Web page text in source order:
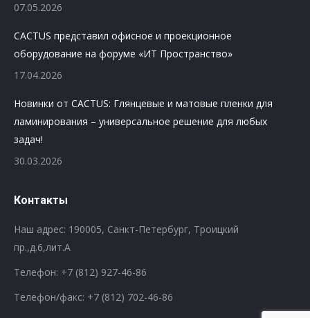
07.05.2026
CACTUS представил офисное и проекционное
оборудование на форуме «ИТ Пространство»
17.04.2026
Новинки от CACTUS: Глянцевые и матовые пленки для
ламинирования – универсальное решение для любых
задач!
30.03.2026
Контакты
Наш адрес: 190005, Санкт-Петербург, Троицкий
пр.,д.6,лит.А
Телефон: +7 (812) 927-46-86
Телефон/факс: +7 (812) 702-46-86